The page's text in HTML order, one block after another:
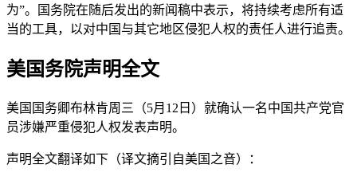
为”。国务院在随后发出的新闻稿中表示，将持续考虑所有适
当的工具，以对中国与其它地区侵犯人权的责任人进行追责。
美国务院声明全文
美国国务卿布林肯周三（5月12日）就确认一名中国共产党官
员涉嫌严重侵犯人权发表声明。
声明全文翻译如下（译文摘引自美国之音）：